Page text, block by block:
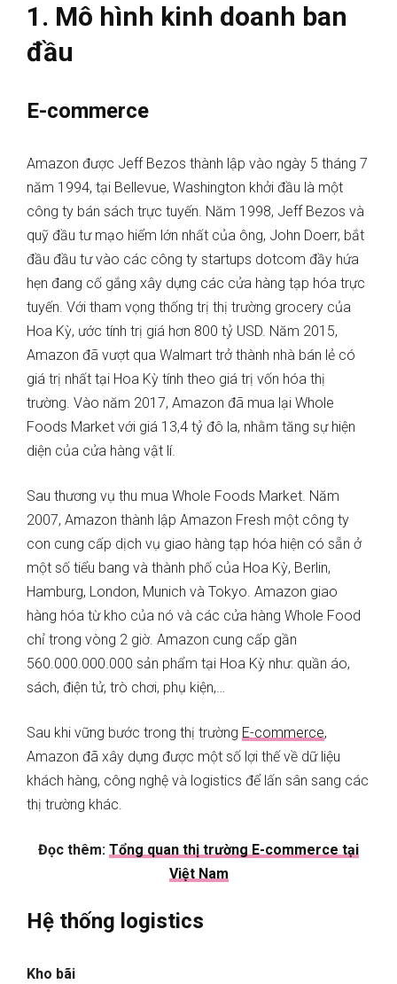
1. Mô hình kinh doanh ban
đầu
E-commerce
Amazon được Jeff Bezos thành lập vào ngày 5 tháng 7
năm 1994, tại Bellevue, Washington khởi đầu là một
công ty bán sách trực tuyến. Năm 1998, Jeff Bezos và
quỹ đầu tư mạo hiểm lớn nhất của ông, John Doerr, bắt
đầu đầu tư vào các công ty startups dotcom đầy hứa
hẹn đang cố gắng xây dựng các cửa hàng tạp hóa trực
tuyến. Với tham vọng thống trị thị trường grocery của
Hoa Kỳ, ước tính trị giá hơn 800 tỷ USD. Năm 2015,
Amazon đã vượt qua Walmart trở thành nhà bán lẻ có
giá trị nhất tại Hoa Kỳ tính theo giá trị vốn hóa thị
trường. Vào năm 2017, Amazon đã mua lại Whole
Foods Market với giá 13,4 tỷ đô la, nhằm tăng sự hiện
diện của cửa hàng vật lí.
Sau thương vụ thu mua Whole Foods Market. Năm
2007, Amazon thành lập Amazon Fresh một công ty
con cung cấp dịch vụ giao hàng tạp hóa hiện có sẵn ở
một số tiểu bang và thành phố của Hoa Kỳ, Berlin,
Hamburg, London, Munich và Tokyo. Amazon giao
hàng hóa từ kho của nó và các cửa hàng Whole Food
chỉ trong vòng 2 giờ. Amazon cung cấp gần
560.000.000.000 sản phẩm tại Hoa Kỳ như: quần áo,
sách, điện tử, trò chơi, phụ kiện,…
Sau khi vững bước trong thị trường E-commerce,
Amazon đã xây dựng được một số lợi thế về dữ liệu
khách hàng, công nghệ và logistics để lấn sân sang các
thị trường khác.
Đọc thêm: Tổng quan thị trường E-commerce tại
Việt Nam
Hệ thống logistics
Kho bãi